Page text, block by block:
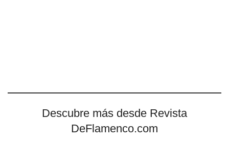
Descubre más desde Revista
DeFlamenco.com